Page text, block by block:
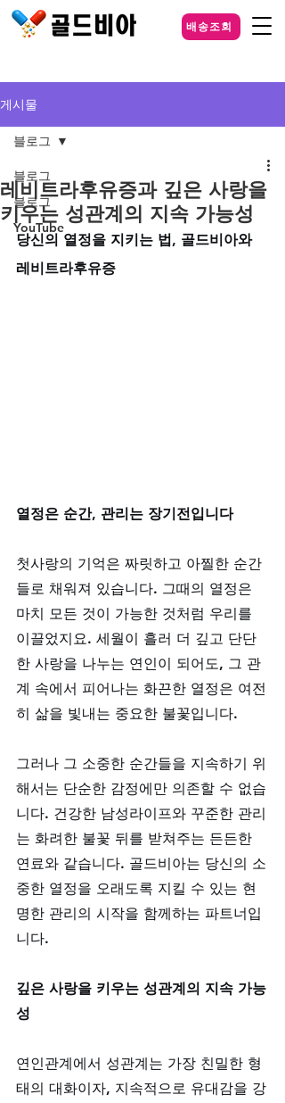
배송조회
게시물
블로그
블로그
YouTube
블로그
레비트라후유증과 깊은 사랑을
키우는 성관계의 지속 가능성
당신의 열정을 지키는 법, 골드비아와
레비트라후유증
열정은 순간, 관리는 장기전입니다
첫사랑의 기억은 짜릿하고 아찔한 순간
들로 채워져 있습니다. 그때의 열정은
마치 모든 것이 가능한 것처럼 우리를
이끌었지요. 세월이 흘러 더 깊고 단단
한 사랑을 나누는 연인이 되어도, 그 관
계 속에서 피어나는 화끈한 열정은 여전
히 삶을 빛내는 중요한 불꽃입니다.
그러나 그 소중한 순간들을 지속하기 위
해서는 단순한 감정에만 의존할 수 없습
니다. 건강한 남성라이프와 꾸준한 관리
는 화려한 불꽃 뒤를 받쳐주는 든든한
연료와 같습니다. 골드비아는 당신의 소
중한 열정을 오래도록 지킬 수 있는 현
명한 관리의 시작을 함께하는 파트너입
니다.
깊은 사랑을 키우는 성관계의 지속 가능
성
연인관계에서 성관계는 가장 친밀한 형
태의 대화이자, 지속적으로 유대감을 강